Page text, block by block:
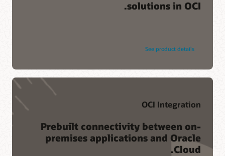
solutions in OCI.
See product details
OCI Integration
Prebuilt connectivity between on-
premises applications and Oracle
Cloud.